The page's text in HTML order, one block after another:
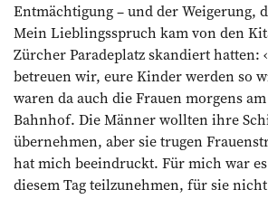
Entmächtigung – und der Weigerung,
Mein Lieblingsspruch kam von den
Zürcher Paradeplatz skandiert hatten:
betreuen wir, eure Kinder werden so
waren da auch die Frauen morgens
Bahnhof. Die Männer wollten ihre
übernehmen, aber sie trugen
hat mich beeindruckt. Für mich war
diesem Tag teilzunehmen, für sie